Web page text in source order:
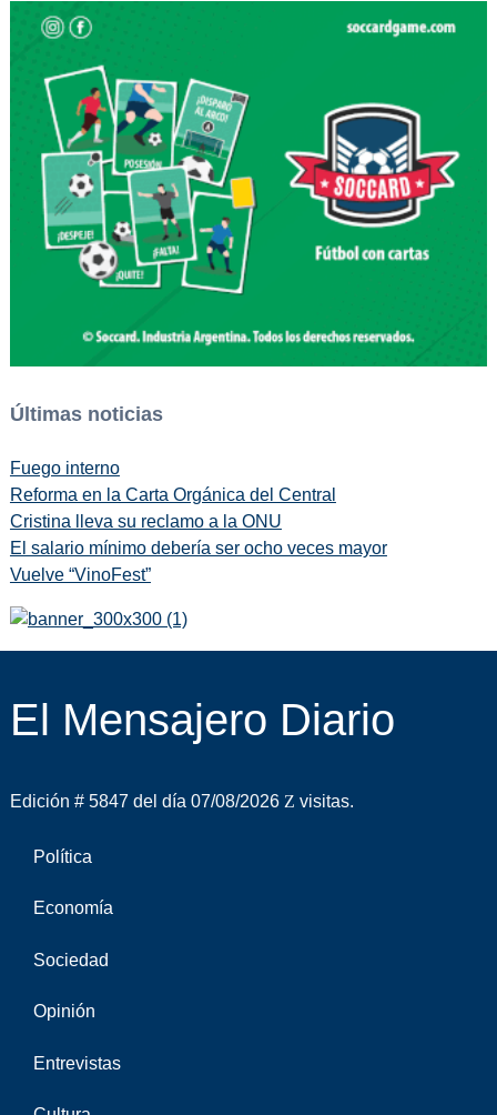
Últimas noticias
Fuego interno
Reforma en la Carta Orgánica del Central
Cristina lleva su reclamo a la ONU
El salario mínimo debería ser ocho veces mayor
Vuelve “VinoFest”
El Mensajero Diario
Edición # 5847 del día 07/08/2026 visitas.
Política
Economía
Sociedad
Opinión
Entrevistas